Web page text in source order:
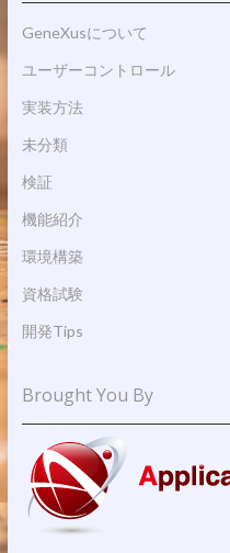
GeneXusについて
ユーザーコントロール
実装方法
未分類
検証
機能紹介
環境構築
資格試験
開発Tips
Brought You By